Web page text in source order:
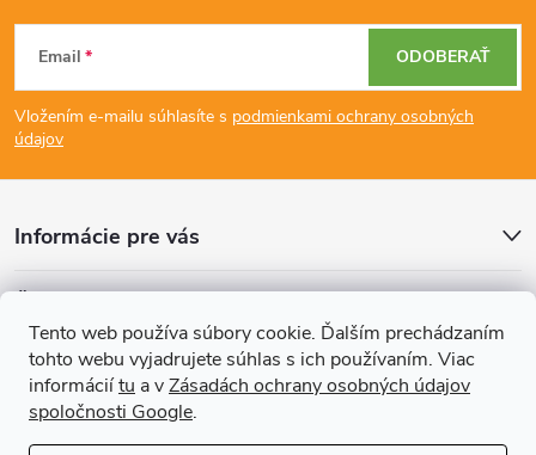
Tento web používa súbory cookie. Ďalším prechádzaním
tohto webu vyjadrujete súhlas s ich používaním. Viac
informáciítu a vZásadách ochrany osobných údajov
spoločnosti Google.
Z
á
p
ä
t
Email
Vložením e-mailu súhlasíte s podmienkami ochrany osobných
údajov
ODOBERAŤ
Informácie pre vás
Prijímame online platby